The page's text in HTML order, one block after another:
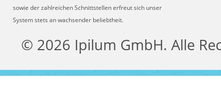
sowie der zahlreichen Schnittstellen erfreut sich unser
System stets an wachsender beliebtheit.
© 2026 Ipilum GmbH. Alle